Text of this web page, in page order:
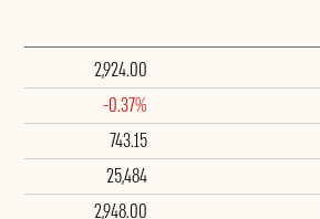
2,924.00
-0.37%
743.15
25,484
2,948.00